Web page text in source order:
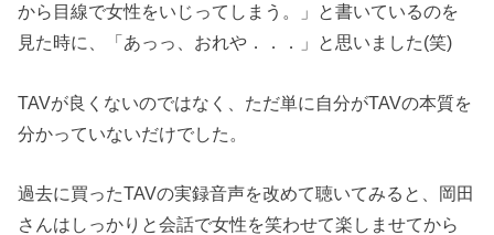
から目線で女性をいじってしまう。」と書いているのを
見た時に、「あっっ、おれや．．．」と思いました(笑)
TAVが良くないのではなく、ただ単に自分がTAVの本質を
分かっていないだけでした。
過去に買ったTAVの実録音声を改めて聴いてみると、岡田
さんはしっかりと会話で女性を笑わせて楽しませてから